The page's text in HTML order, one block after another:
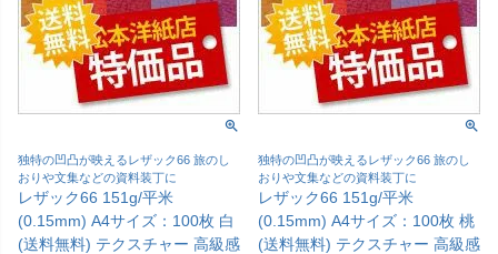
独特の凹凸が映えるレザック66 旅のし
おりや文集などの資料装丁に
レザック66 151g/平米
(0.15mm) A4サイズ：100枚 白
(送料無料) テクスチャー 高級感
独特の凹凸が映えるレザック66 旅のし
おりや文集などの資料装丁に
レザック66 151g/平米
(0.15mm) A4サイズ：100枚 桃
(送料無料) テクスチャー 高級感